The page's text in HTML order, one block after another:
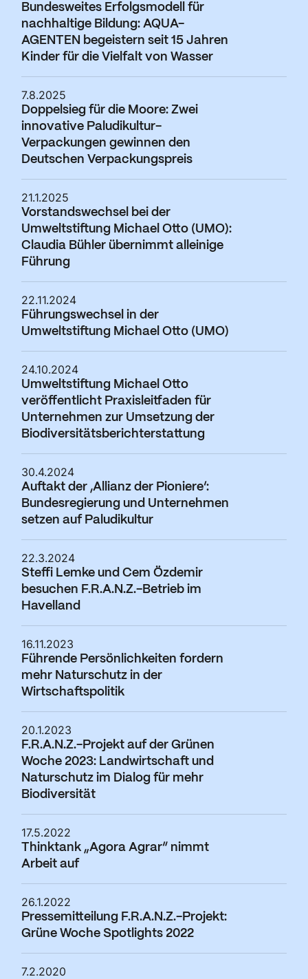
Bundesweites Erfolgsmodell für
nachhaltige Bildung: AQUA-
AGENTEN begeistern seit 15 Jahren
Kinder für die Vielfalt von Wasser
7.8.2025
Doppelsieg für die Moore: Zwei
innovative Paludikultur-
Verpackungen gewinnen den
Deutschen Verpackungspreis
21.1.2025
Vorstandswechsel bei der
Umweltstiftung Michael Otto (UMO):
Claudia Bühler übernimmt alleinige
Führung
22.11.2024
Führungswechsel in der
Umweltstiftung Michael Otto (UMO)
24.10.2024
Umweltstiftung Michael Otto
veröffentlicht Praxisleitfaden für
Unternehmen zur Umsetzung der
Biodiversitätsberichterstattung
30.4.2024
Auftakt der ‚Allianz der Pioniere‘:
Bundesregierung und Unternehmen
setzen auf Paludikultur
22.3.2024
Steffi Lemke und Cem Özdemir
besuchen F.R.A.N.Z.-Betrieb im
Havelland
16.11.2023
Führende Persönlichkeiten fordern
mehr Naturschutz in der
Wirtschaftspolitik
20.1.2023
F.R.A.N.Z.-Projekt auf der Grünen
Woche 2023: Landwirtschaft und
Naturschutz im Dialog für mehr
Biodiversität
17.5.2022
Thinktank „Agora Agrar“ nimmt
Arbeit auf
26.1.2022
Pressemitteilung F.R.A.N.Z.-Projekt:
Grüne Woche Spotlights 2022
7.2.2020